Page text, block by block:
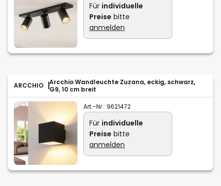
Für individuelle
Preise bitte
anmelden
ARCCHIO
Arcchio Wandleuchte Zuzana, eckig, schwarz,
G9, 10 cm breit
Art.-Nr.: 9621472
Für individuelle
Preise bitte
anmelden